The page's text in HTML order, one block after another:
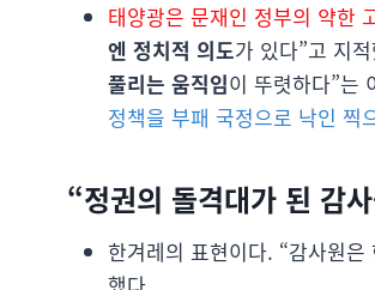
태양광은 문재인 정부의 약한
엔 정치적 의도가 있다”고 지
풀리는 움직임이 뚜렷하다”는
정책을 부패 국정으로 낙인 찍
“정권의 돌격대가 된 감
한겨레의 표현이다. “감사원